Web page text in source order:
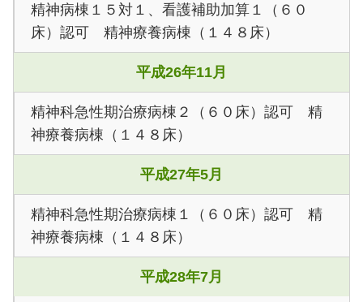
精神病棟１５対１、看護補助加算１（６０
床）認可 精神療養病棟（１４８床）
平成26年11月
精神科急性期治療病棟２（６０床）認可 精
神療養病棟（１４８床）
平成27年5月
精神科急性期治療病棟１（６０床）認可 精
神療養病棟（１４８床）
平成28年7月